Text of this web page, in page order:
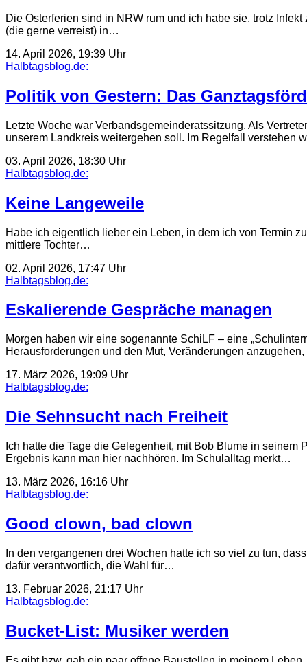
Die Osterferien sind in NRW rum und ich habe sie, trotz
(die gerne verreist) in…
14. April 2026, 19:39 Uhr
Halbtagsblog.de:
Politik von Gestern: Das
Letzte Woche war Verbandsgemeinderatssitzung. Als
unserem Landkreis weitergehen soll. Im Regelfall verstehen
03. April 2026, 18:30 Uhr
Halbtagsblog.de:
Keine Langeweile
Habe ich eigentlich lieber ein Leben, in dem ich von Termin
mittlere Tochter…
02. April 2026, 17:47 Uhr
Halbtagsblog.de:
Eskalierende Gespräche managen
Morgen haben wir eine sogenannte SchiLF – eine
Herausforderungen und den Mut, Veränderungen
17. März 2026, 19:09 Uhr
Halbtagsblog.de:
Die Sehnsucht nach Freiheit
Ich hatte die Tage die Gelegenheit, mit Bob Blume in seinem
Ergebnis kann man hier nachhören. Im Schulalltag merkt…
13. März 2026, 16:16 Uhr
Halbtagsblog.de:
Good clown, bad clown
In den vergangenen drei Wochen hatte ich so viel zu tun,
dafür verantwortlich, die Wahl für…
13. Februar 2026, 21:17 Uhr
Halbtagsblog.de:
Bucket-List: Musiker werden